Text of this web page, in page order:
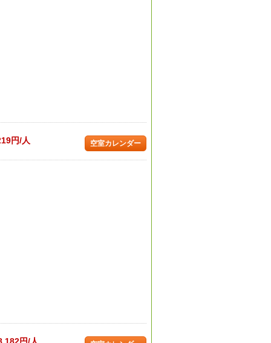
円/人 空室カレンダー